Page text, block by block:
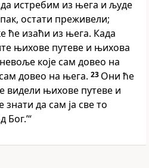
истребим из њега и људе
остати преживели;
ће изаћи из њега. Када
њихове путеве и њихова
које сам довео на
довео на њега. 23 Они ће
видели њихове путеве и
да сам ја све то
Бог.’“